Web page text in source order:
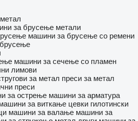
за брусење метали
машини за брусење со ремени
машини за сечење со пламен
лимови
за метал преси за метал
преси
за острење машини за арматура
за виткање цевки гилотински
машини за валање машини за